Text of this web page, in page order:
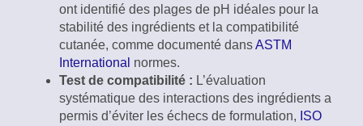
ont identifié des plages de pH idéales pour la
stabilité des ingrédients et la compatibilité
cutanée, comme documenté dansASTM
International normes.
Test de compatibilité : L’évaluation
systématique des interactions des ingrédients a
permis d’éviter les échecs de formulation, ISO